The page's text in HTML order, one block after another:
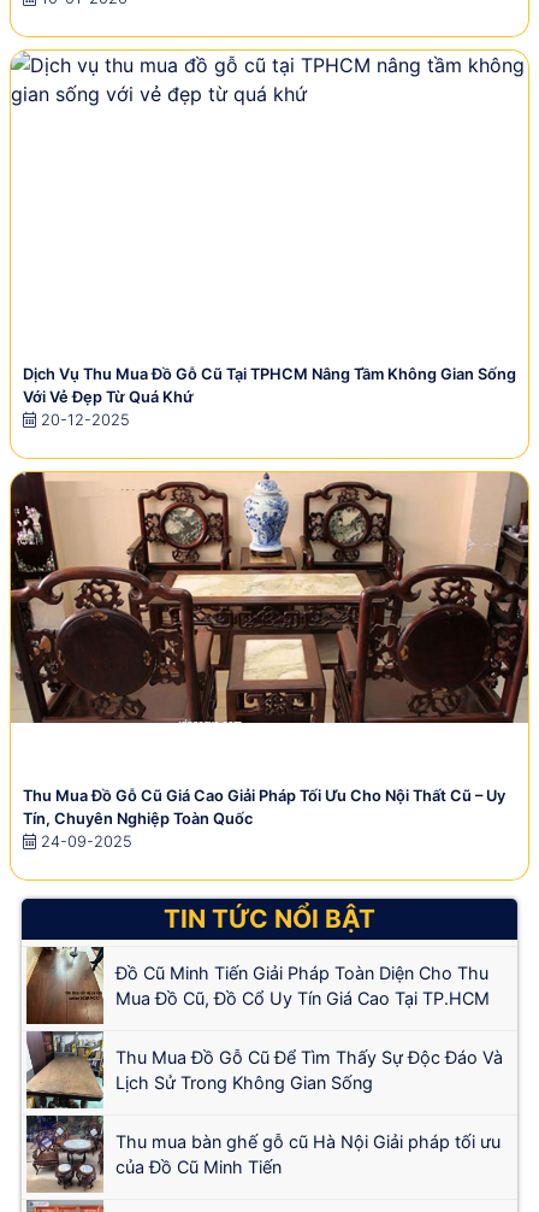
Dịch Vụ Thu Mua Đồ Gỗ Cũ Tại TPHCM Nâng Tầm Không Gian Sống
Với Vẻ Đẹp Từ Quá Khứ
20-12-2025
Thu Mua Đồ Gỗ Cũ Giá Cao Giải Pháp Tối Ưu Cho Nội Thất Cũ – Uy
Tín, Chuyên Nghiệp Toàn Quốc
24-09-2025
TIN TỨC NỔI BẬT
Đồ Cũ Minh Tiến Giải Pháp Toàn Diện Cho Thu
Mua Đồ Cũ, Đồ Cổ Uy Tín Giá Cao Tại TP.HCM
Thu Mua Đồ Gỗ Cũ Để Tìm Thấy Sự Độc Đáo Và
Lịch Sử Trong Không Gian Sống
Thu mua bàn ghế gỗ cũ Hà Nội Giải pháp tối ưu
của Đồ Cũ Minh Tiến